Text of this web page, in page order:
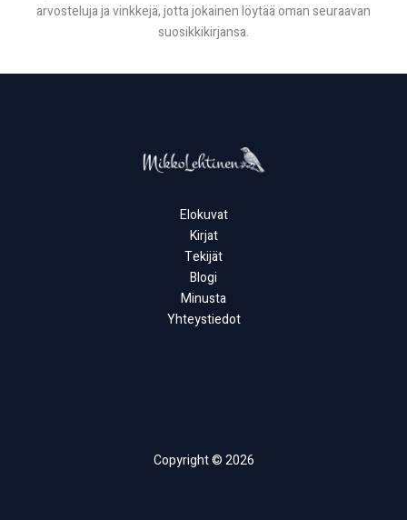
arvosteluja ja vinkkejä, jotta jokainen löytää oman seuraavan
suosikkikirjansa.
Elokuvat
Kirjat
Tekijät
Blogi
Minusta
Yhteystiedot
Copyright © 2026